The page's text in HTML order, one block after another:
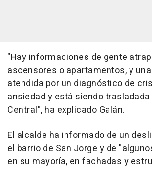
"Hay informaciones de gente
ascensores o apartamentos, y
atendida por un diagnóstico de
ansiedad y está siendo
Central", ha explicado Galán.
El alcalde ha informado de un
el barrio de San Jorge y de
en su mayoría, en fachadas y